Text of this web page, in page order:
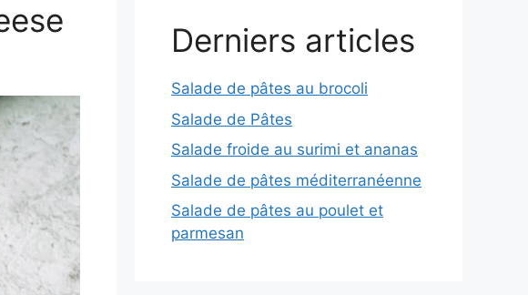
Derniers articles
Salade de pâtes au brocoli
Salade de Pâtes
Salade froide au surimi et ananas
Salade de pâtes méditerranéenne
Salade de pâtes au poulet et
parmesan